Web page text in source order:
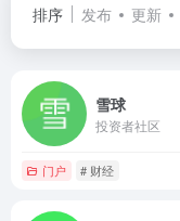
排序 发布 更新
雪球
投资者社区
门户 # 财经